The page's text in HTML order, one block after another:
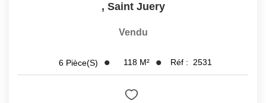
, Saint Juery
Vendu
6 Pièce(s) 118 M² Réf : 2531